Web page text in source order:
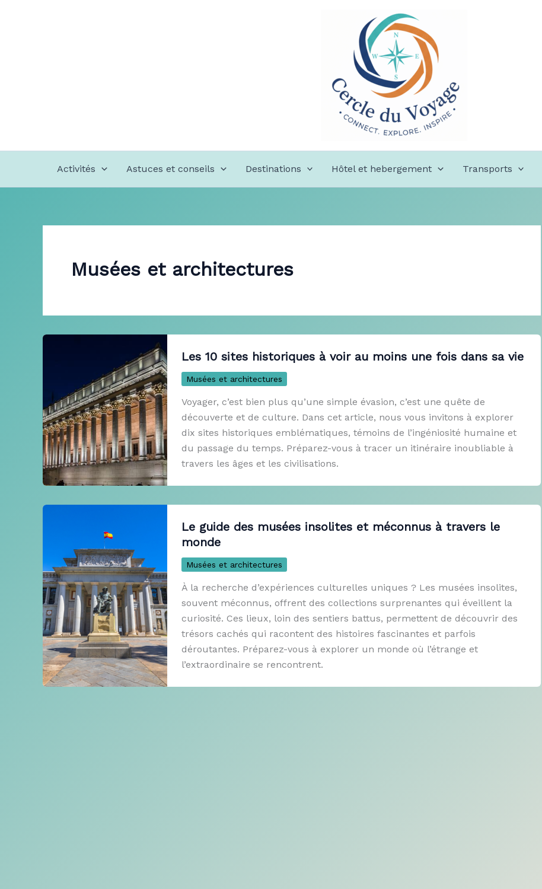
Activités Astuces et conseils Destinations Hôtel et hebergement Transports
Musées et architectures
Les 10 sites historiques à voir au moins une fois dans sa vie
Musées et architectures
Voyager, c’est bien plus qu’une simple évasion, c’est une quête de
découverte et de culture. Dans cet article, nous vous invitons à explorer
dix sites historiques emblématiques, témoins de l’ingéniosité humaine et
du passage du temps. Préparez-vous à tracer un itinéraire inoubliable à
travers les âges et les civilisations.
Le guide des musées insolites et méconnus à travers le
monde
Musées et architectures
À la recherche d’expériences culturelles uniques ? Les musées insolites,
souvent méconnus, offrent des collections surprenantes qui éveillent la
curiosité. Ces lieux, loin des sentiers battus, permettent de découvrir des
trésors cachés qui racontent des histoires fascinantes et parfois
déroutantes. Préparez-vous à explorer un monde où l’étrange et
l’extraordinaire se rencontrent.